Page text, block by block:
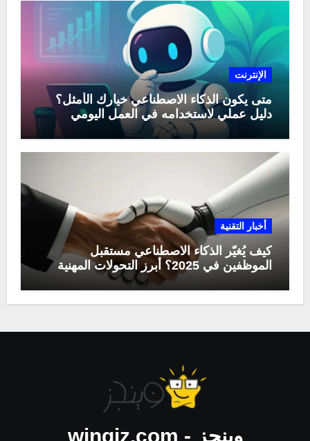
الإنترنت
متى يكون الذكاء الاصطناعي خيارك الأمثل؟
دليل عملي لاستخدامه في العمل اليومي
أخبار التقنية
كيف يُغيّر الذكاء الاصطناعي مستقبل
الموظفين في 2025؟ أبرز التحولات المهنية
وينجز - wingiz.com